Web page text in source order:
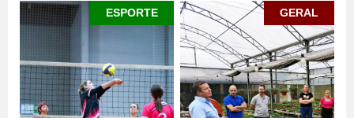
ESPORTE GERAL